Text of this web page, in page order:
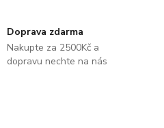
Doprava zdarma
Nakupte za 2500Kč a
dopravu nechte na nás